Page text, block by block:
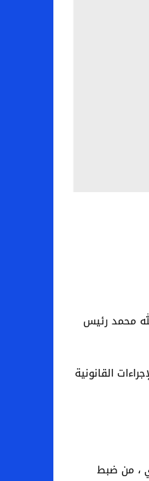
محمد رئيس
القانونية
، من ضبط